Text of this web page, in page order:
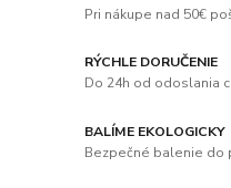
Pri nákupe nad 50€
RÝCHLE DORUČENIE
Do 24h od odoslania
BALÍME EKOLOGICKY
Bezpečné balenie do